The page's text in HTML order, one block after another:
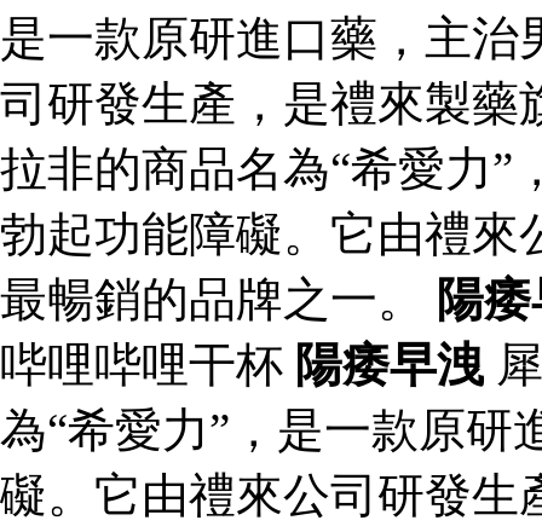
是一款原研進口藥，主
司研發生產，是禮來製藥
拉非的商品名為“希愛力”
勃起功能障礙。它由禮來
最暢銷的品牌之一。
陽
哔哩哔哩干杯 陽痿早洩
為“希愛力”，是一款原研
礙。它由禮來公司研發生